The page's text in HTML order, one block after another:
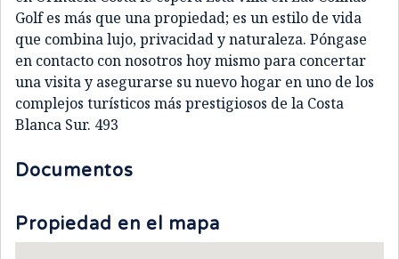
Golf es más que una propiedad; es un estilo de vida
que combina lujo, privacidad y naturaleza. Póngase
en contacto con nosotros hoy mismo para concertar
una visita y asegurarse su nuevo hogar en uno de los
complejos turísticos más prestigiosos de la Costa
Blanca Sur. 493
Documentos
Propiedad en el mapa